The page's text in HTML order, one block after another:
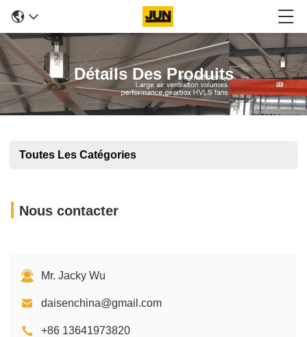
Détails Des Produits
Toutes Les Catégories
Nous contacter
Mr. Jacky Wu
daisenchina@gmail.com
+86 13641973820